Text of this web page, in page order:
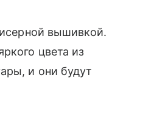
вышивкой.
цвета из
и они будут